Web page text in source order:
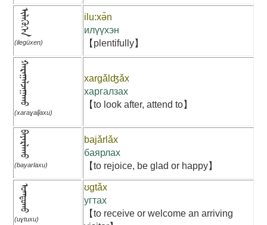
ᠢᠯᠡᠭᠦᠬᠡᠨ
(ilegüxen)
ilu:xə̌n
илүүхэн
【plentifully】
ᠬᠠᠷᠠᠭᠠᠯᠵᠠᠭᠠᠬᠤ
(xaraɣalǰaxu)
xargǎlʤǎx
харгалзах
【to look after, attend to】
ᠪᠠᠶᠠᠷᠯᠠᠬᠤ
(bayarlaxu)
bajǎrlǎx
баярлах
【to rejoice, be glad or happy】
ᠣᠭᠲᠣᠬᠤ
(uɣtuxu)
ʊgtǎx
угтах
【to receive or welcome an arriving